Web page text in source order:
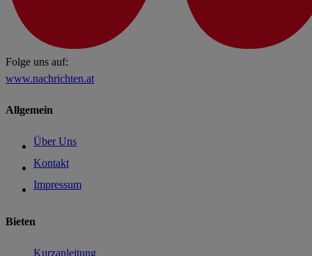
Folge uns auf:
www.nachrichten.at
Allgemein
Über Uns
Kontakt
Impressum
Bieten
Kurzanleitung